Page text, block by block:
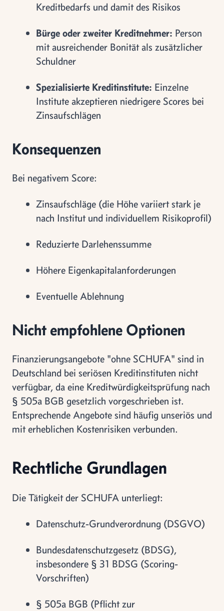
Kreditbedarfs und damit des Risikos
Bürge oder zweiter Kreditnehmer: Person
mit ausreichender Bonität als zusätzlicher
Schuldner
Spezialisierte Kreditinstitute: Einzelne
Institute akzeptieren niedrigere Scores bei
Zinsaufschlägen
Konsequenzen
Bei negativem Score:
Zinsaufschläge (die Höhe variiert stark je
nach Institut und individuellem Risikoprofil)
Reduzierte Darlehenssumme
Höhere Eigenkapitalanforderungen
Eventuelle Ablehnung
Nicht empfohlene Optionen
Finanzierungsangebote "ohne SCHUFA" sind in
Deutschland bei seriösen Kreditinstituten nicht
verfügbar, da eine Kreditwürdigkeitsprüfung nach
§ 505a BGB gesetzlich vorgeschrieben ist.
Entsprechende Angebote sind häufig unseriös und
mit erheblichen Kostenrisiken verbunden.
Rechtliche Grundlagen
Die Tätigkeit der SCHUFA unterliegt:
Datenschutz-Grundverordnung (DSGVO)
Bundesdatenschutzgesetz (BDSG),
insbesondere § 31 BDSG (Scoring-
Vorschriften)
§ 505a BGB (Pflicht zur